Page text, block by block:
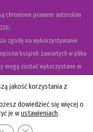
chronione prawem autorskim
zgodę na wykorzystywanie
książek zawartych w pliku
mogą zostać wykorzystane w
Usunięcie materiału z ww.
udzielonej zgody.
jakość korzystania z
dowiedzieć się więcej o
je wustawieniach.
Zamknij panel